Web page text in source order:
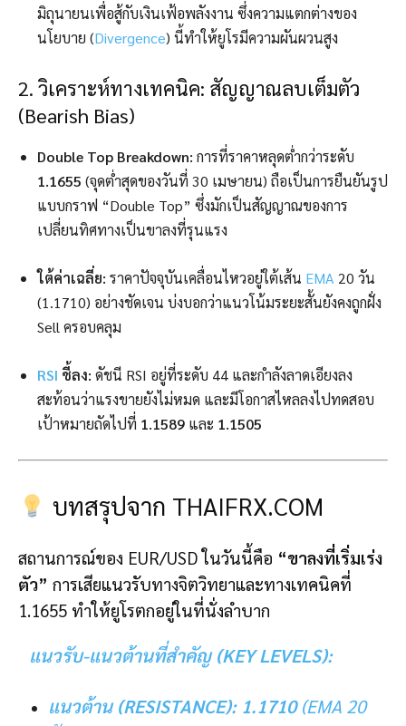
มิถุนายนเพื่อสู้กับเงินเฟ้อพลังงาน ซึ่งความแตกต่างของ
นโยบาย (Divergence) นี้ทำให้ยูโรมีความผันผวนสูง
2. วิเคราะห์ทางเทคนิค: สัญญาณลบเต็มตัว
(Bearish Bias)
Double Top Breakdown: การที่ราคาหลุดต่ำกว่าระดับ
1.1655 (จุดต่ำสุดของวันที่ 30 เมษายน) ถือเป็นการยืนยันรูป
แบบกราฟ “Double Top” ซึ่งมักเป็นสัญญาณของการ
เปลี่ยนทิศทางเป็นขาลงที่รุนแรง
ใต้ค่าเฉลี่ย: ราคาปัจจุบันเคลื่อนไหวอยู่ใต้เส้น EMA 20 วัน
(1.1710) อย่างชัดเจน บ่งบอกว่าแนวโน้มระยะสั้นยังคงถูกฝั่ง
Sell ครอบคลุม
RSI ชี้ลง: ดัชนี RSI อยู่ที่ระดับ 44 และกำลังลาดเอียงลง
สะท้อนว่าแรงขายยังไม่หมด และมีโอกาสไหลลงไปทดสอบ
เป้าหมายถัดไปที่ 1.1589 และ 1.1505
บทสรุปจาก THAIFRX.COM
สถานการณ์ของ EUR/USD ในวันนี้คือ “ขาลงที่เริ่มเร่ง
ตัว” การเสียแนวรับทางจิตวิทยาและทางเทคนิคที่
1.1655 ทำให้ยูโรตกอยู่ในที่นั่งลำบาก
แนวรับ-แนวต้านที่สำคัญ (KEY LEVELS):
แนวต้าน (RESISTANCE): 1.1710(EMA 20